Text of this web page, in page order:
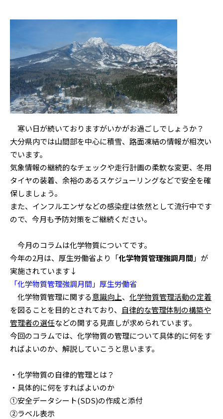
寒い日が続いておりますがいかがお過ごしでしょうか？
大分県内では山間部を中心に積雪、路面凍結の情報が相次い
でいます。
気象情報の継続的なチェックや走行計画の柔軟な変更、冬用
タイヤの装着、余裕のあるスケジューリングなどで安全を確
保しましょう。
また、インフルエンザなどの感染症は依然として流行中です
ので、今月も予防対策をご継続ください。
今月のコラムは化学物質についてです。
今年の2月は、厚生労働省より「化学物質管理強調月間 」が
実施されています↓
「化学物質管理強調月間」厚生労働省
化学物質管理に関する意識向上、 化学物質管理活動の定着
を図ることを目的とされており、 自律的な管理体制の構築や
管理者の選任などの関する見直しが求められています。
今回のコラムでは、化学物質の管理について具体的に何をす
ればよいのか、解説していこうと思います。
・化学物質の自律的管理とは？
・具体的に何をすればよいのか
①安全データシート(SDS)の作成と添付
②ラベル表示